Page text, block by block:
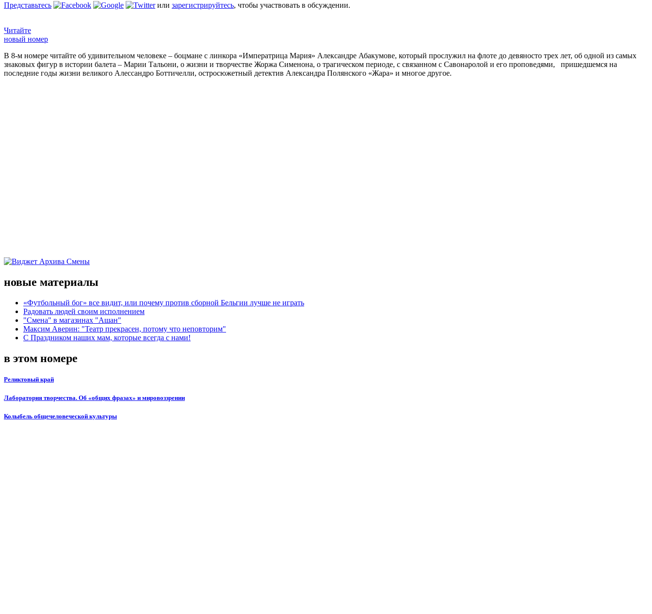
Представьтесь
или зарегистрируйтесь, чтобы участвовать в обсуждении.
Читайте
новый номер
В 8-м номере читайте об удивительном человеке – боцмане с линкора «Императрица Мария» Александре Абакумове, который прослужил на флоте до девяносто трех лет, об одной из самых
знаковых фигур в истории балета – Марии Тальони, о жизни и творчестве Жоржа Сименона, о трагическом периоде, с связанном с Савонаролой и его проповедями, пришедшемся на
последние годы жизни великого Алессандро Боттичелли, остросюжетный детектив Александра Полянского «Жара» и многое другое.
новые материалы
«Футбольный бог» все видит, или почему против сборной Бельгии лучше не играть
Радовать людей своим исполнением
"Смена" в магазинах "Ашан"
Максим Аверин: "Театр прекрасен, потому что неповторим"
С Праздником наших мам, которые всегда с нами!
в этом номере
Реликтовый край
Лаборатория творчества. Об «общих фразах» и мировоззрении
Колыбель общечеловеческой культуры